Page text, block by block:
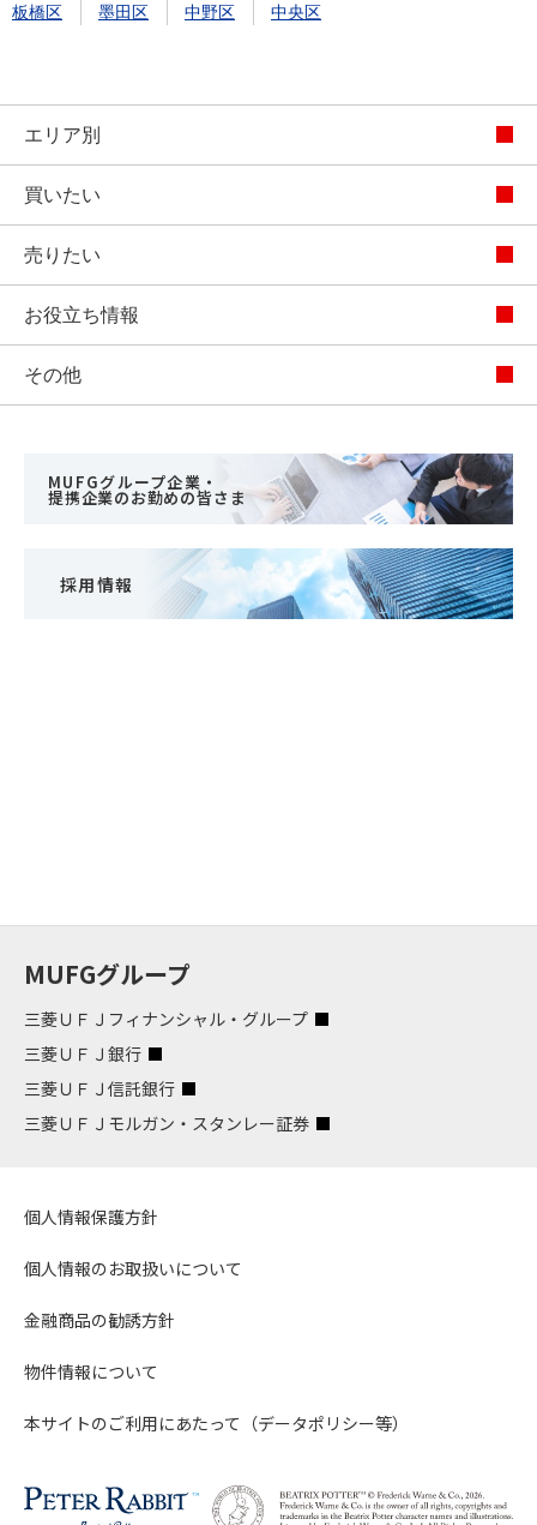
板橋区
墨田区 中野区 中央区
エリア別
買いたい
売りたい
お役立ち情報
その他
MUFGグループ企業・
提携企業のお勤めの皆さま
採用情報
MUFGグループ
三菱ＵＦＪフィナンシャル・グループ
三菱ＵＦＪ銀行
三菱ＵＦＪ信託銀行
三菱ＵＦＪモルガン・スタンレー証券
個人情報保護方針
個人情報のお取扱いについて
金融商品の勧誘方針
物件情報について
本サイトのご利用にあたって（データポリシー等）